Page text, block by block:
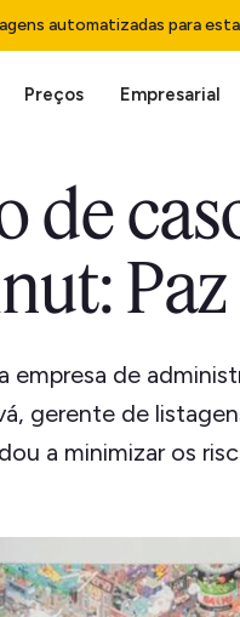
automatizadas para
Preços Empresarial
de
empresa de
gerente de
a minimizar os